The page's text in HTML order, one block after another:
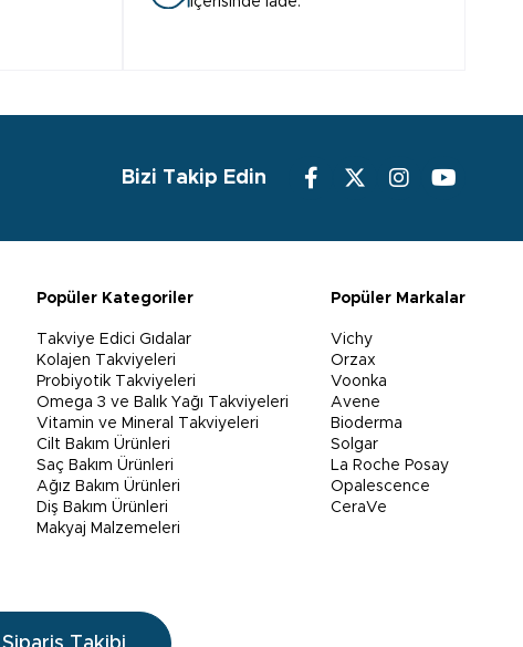
Bizi Takip Edin
Popüler Kategoriler
Takviye Edici Gıdalar
Kolajen Takviyeleri
Probiyotik Takviyeleri
Omega 3 ve Balık Yağı Takviyeleri
Vitamin ve Mineral Takviyeleri
Cilt Bakım Ürünleri
Saç Bakım Ürünleri
Ağız Bakım Ürünleri
Diş Bakım Ürünleri
Makyaj Malzemeleri
Popüler Markalar
Vichy
Orzax
Voonka
Avene
Bioderma
Solgar
La Roche Posay
Opalescence
CeraVe